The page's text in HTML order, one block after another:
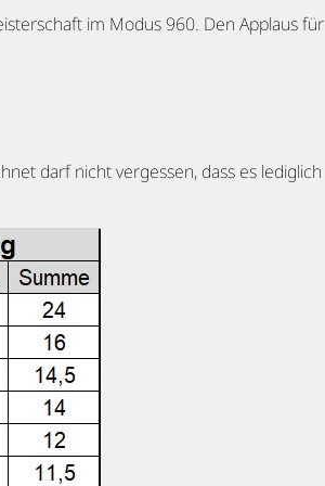
im Modus 960. Den Applaus für
darf nicht vergessen, dass es lediglich